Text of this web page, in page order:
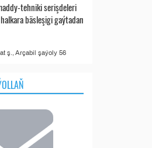
tehniki serişdeleri
bäsleşigi gaýtadan
ş., Arçabil şaýoly 56